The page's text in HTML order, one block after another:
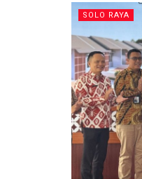
SOLO RAYA